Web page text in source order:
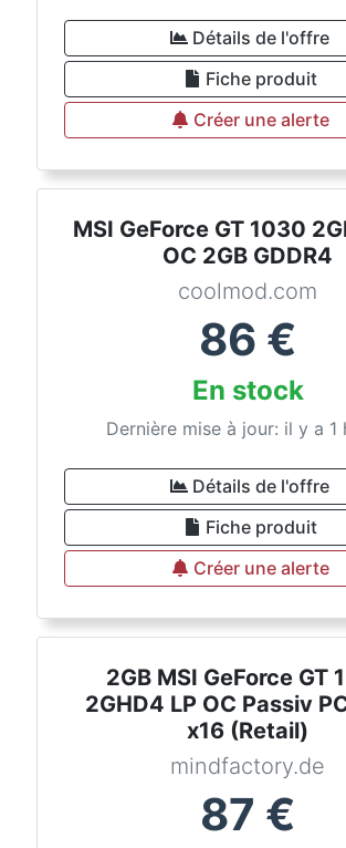
Détails de l'offre
Fiche produit
Créer une alerte
MSI GeForce GT 1030
OC 2GB GDDR4
coolmod.com
86 €
En stock
Dernière mise à jour: il y a 1
Détails de l'offre
Fiche produit
Créer une alerte
2GB MSI GeForce GT
2GHD4 LP OC Passiv
x16 (Retail)
mindfactory.de
87 €